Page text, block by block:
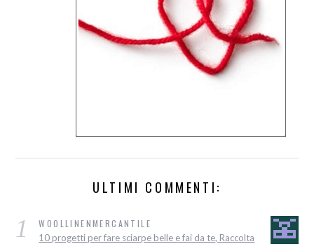
ULTIMI COMMENTI:
1 WOOLLINENMERCANTILE
10 progetti per fare sciarpe belle e fai da te, Raccolta